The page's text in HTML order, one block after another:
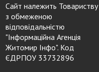
Сайт належить Товариству
з обмеженою
відповідальністю
"Інформаційна Агенція
Житомир Інфо". Код
ЄДРПОУ 33732896